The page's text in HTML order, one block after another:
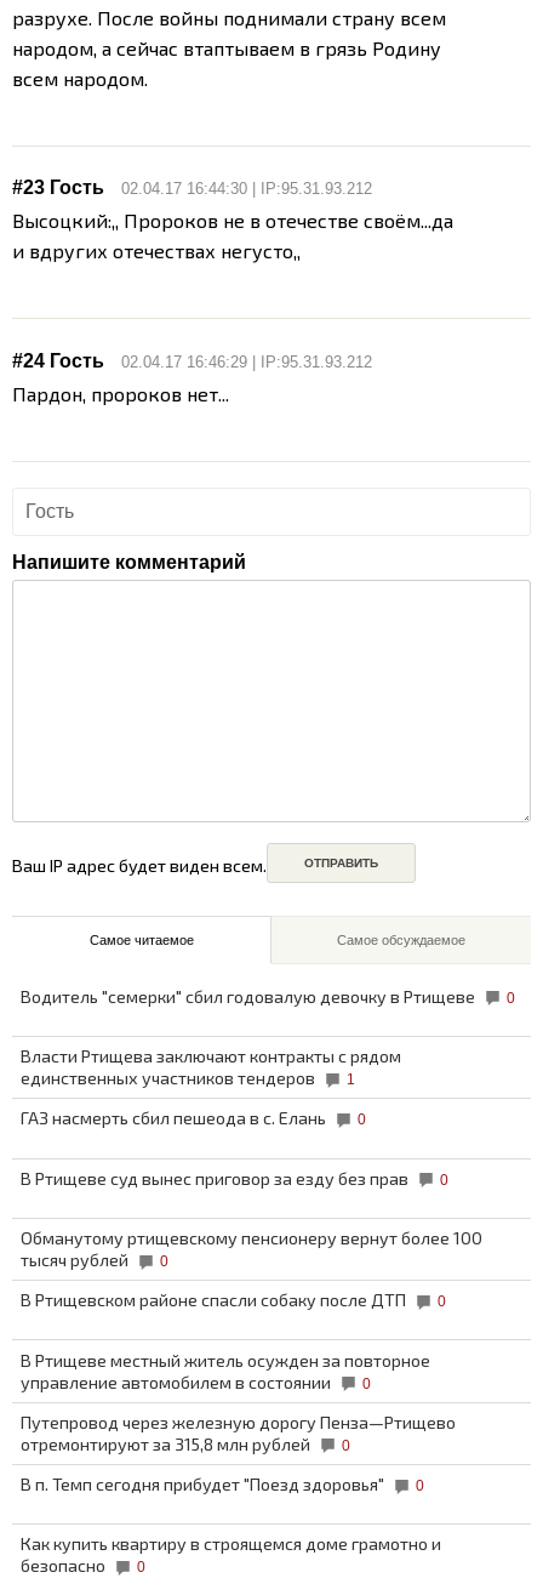
разрухе. После войны поднимали страну всем
народом, а сейчас втаптываем в грязь Родину
всем народом.
#23 Гость 02.04.17 16:44:30 | IP:95.31.93.212
Высоцкий:,, Пророков не в отечестве своём...да
и вдругих отечествах негусто,,
#24 Гость 02.04.17 16:46:29 | IP:95.31.93.212
Пардон, пророков нет...
Напишите комментарий
Ваш IP адрес будет виден всем.
Самое читаемое Самое обсуждаемое
Водитель "семерки" сбил годовалую девочку в Ртищеве 0
Власти Ртищева заключают контракты с рядом
единственных участников тендеров
1
ГАЗ насмерть сбил пешеода в с. Елань 0
В Ртищеве суд вынес приговор за езду без прав 0
Обманутому ртищевскому пенсионеру вернут более 100
тысяч рублей
0
В Ртищевском районе спасли собаку после ДТП 0
В Ртищеве местный житель осужден за повторное
управление автомобилем в состоянии
0
Путепровод через железную дорогу Пенза—Ртищево
отремонтируют за 315,8 млн рублей
0
В п. Темп сегодня прибудет "Поезд здоровья" 0
Как купить квартиру в строящемся доме грамотно и
безопасно
0